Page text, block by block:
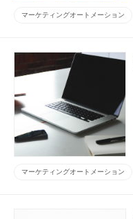
マーケティングオートメーション
マーケティングオートメーション